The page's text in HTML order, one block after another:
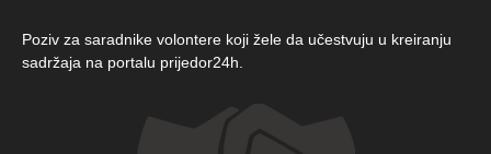
Poziv za saradnike volontere koji žele da učestvuju u kreiranju
sadržaja na portalu prijedor24h.